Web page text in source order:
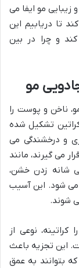
مو ایفا می
تا دریابیم این
و چرا در بین
مو
ناخن و پوست را
مو تقریباً ۹۰ درصد از کراتین تشکیل شده
و درخشندگی می
می گیرند، مانند
شانه زدن خشن،
می شود. این آسیب
شوند.
نوعی از
این تجزیه باعث
بتوانند به عمق